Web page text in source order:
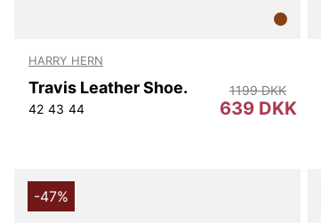
HARRY HERN
Travis Leather Shoe.
42 43 44 639 DKK
1199 DKK
-47%